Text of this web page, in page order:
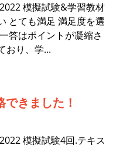
模擬試験&学習教材
とても満足 満足度を選
答はポイントが凝縮さ
おり、学
できました！
模擬試験4回.テキス